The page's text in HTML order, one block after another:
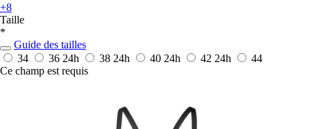
+8
Taille
*
Guide des tailles
34
36 24h 38 24h 40 24h 42 24h
44
Ce champ est requis